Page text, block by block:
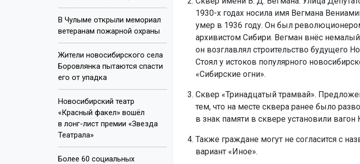
В Чулыме открыли мемориал
ветеранам пожарной охраны
Жители новосибирского села
Боровлянка пытаются спасти
его от упадка
Новосибирский театр
«Красный факел» вошёл
в лонг-лист премии «Звезда
Театрала»
Более 60 социальных
1930-х годах носила имя Вегмана
умер в 1936 году. Он был
архивистом Сибири. Вегман внёс
он возглавлял строительство будущего
Стоял у истоков популярного
«Сибирские огни».
Сквер «Тринадцатый трамвай».
тем, что на месте сквера ранее было
в знак памяти в сквере установили
Также граждане могут не согласится с
вариант «Иное».